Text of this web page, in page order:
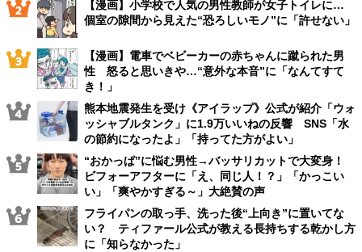
【漫画】小学校で人気の男性教師が女子トイレに…
個室の隙間から見えた“恐ろしいモノ”に「許せない」
【漫画】電車でベビーカーの赤ちゃんに蹴られた男
性 怒ると思いきや…“意外な本音”に「なんてすて
き！」
熊本地震発生を受け《アイラップ》公式が紹介「ウォ
ッシャブルタンク」に1.9万いいねの反響 SNS「水
の節約になったよ」「持ってた方がよい」
“おかっぱ”に悩む男性→バッサリカットで大変身！
ビフォーアフターに「え、同じ人！？」「かっこい
い」「爽やかすぎる～」大絶賛の声
フライパンの取っ手、洗った後“上向き”に置いてな
い？ ティファール公式が教える長持ちする乾かし方
に「知らなかった」